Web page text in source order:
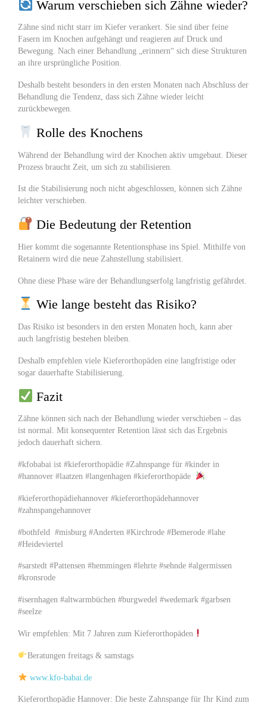
Warum verschieben sich Zähne wieder?
Zähne sind nicht starr im Kiefer verankert. Sie sind über feine
Fasern im Knochen aufgehängt und reagieren auf Druck und
Bewegung. Nach einer Behandlung „erinnern“ sich diese Strukturen
an ihre ursprüngliche Position.
Deshalb besteht besonders in den ersten Monaten nach Abschluss der
Behandlung die Tendenz, dass sich Zähne wieder leicht
zurückbewegen.
Rolle des Knochens
Während der Behandlung wird der Knochen aktiv umgebaut. Dieser
Prozess braucht Zeit, um sich zu stabilisieren.
Ist die Stabilisierung noch nicht abgeschlossen, können sich Zähne
leichter verschieben.
Die Bedeutung der Retention
Hier kommt die sogenannte Retentionsphase ins Spiel. Mithilfe von
Retainern wird die neue Zahnstellung stabilisiert.
Ohne diese Phase wäre der Behandlungserfolg langfristig gefährdet.
Wie lange besteht das Risiko?
Das Risiko ist besonders in den ersten Monaten hoch, kann aber
auch langfristig bestehen bleiben.
Deshalb empfehlen viele Kieferorthopäden eine langfristige oder
sogar dauerhafte Stabilisierung.
Fazit
Zähne können sich nach der Behandlung wieder verschieben – das
ist normal. Mit konsequenter Retention lässt sich das Ergebnis
jedoch dauerhaft sichern.
#kfobabai ist #kieferorthopädie #Zahnspange für #kinder in
#hannover #laatzen #langenhagen #kieferorthopäde
#kieferorthopädiehannover #kieferorthopädehannover
#zahnspangehannover
#bothfeld #misburg #Anderten #Kirchrode #Bemerode #lahe
#Heideviertel
#sarstedt #Pattensen #hemmingen #lehrte #sehnde #algermissen
#kronsrode
#isernhagen #altwarmbüchen #burgwedel #wedemark #garbsen
#seelze
Wir empfehlen: Mit 7 Jahren zum Kieferorthopäden
Beratungen freitags & samstags
www.kfo-babai.de
Kieferorthopädie Hannover: Die beste Zahnspange für Ihr Kind zum